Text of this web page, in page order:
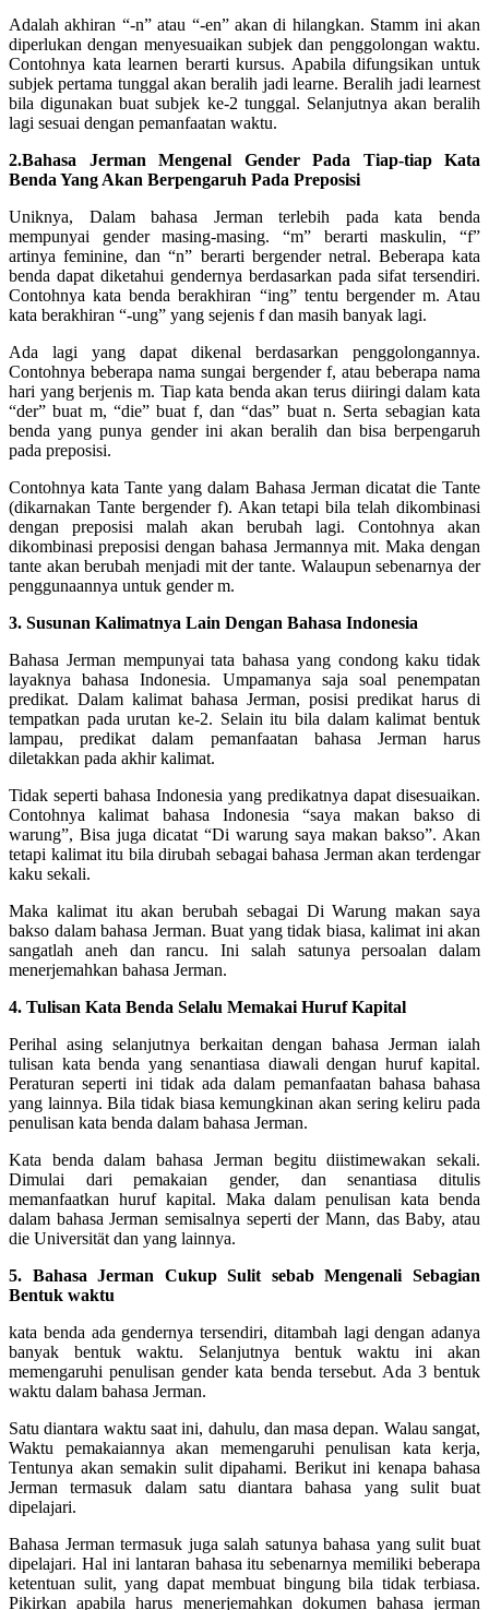
Adalah akhiran “-n” atau “-en” akan di hilangkan. Stamm ini akan
diperlukan dengan menyesuaikan subjek dan penggolongan waktu.
Contohnya kata learnen berarti kursus. Apabila difungsikan untuk
subjek pertama tunggal akan beralih jadi learne. Beralih jadi learnest
bila digunakan buat subjek ke-2 tunggal. Selanjutnya akan beralih
lagi sesuai dengan pemanfaatan waktu.
2.Bahasa Jerman Mengenal Gender Pada Tiap-tiap Kata
Benda Yang Akan Berpengaruh Pada Preposisi
Uniknya, Dalam bahasa Jerman terlebih pada kata benda
mempunyai gender masing-masing. “m” berarti maskulin, “f”
artinya feminine, dan “n” berarti bergender netral. Beberapa kata
benda dapat diketahui gendernya berdasarkan pada sifat tersendiri.
Contohnya kata benda berakhiran “ing” tentu bergender m. Atau
kata berakhiran “-ung” yang sejenis f dan masih banyak lagi.
Ada lagi yang dapat dikenal berdasarkan penggolongannya.
Contohnya beberapa nama sungai bergender f, atau beberapa nama
hari yang berjenis m. Tiap kata benda akan terus diiringi dalam kata
“der” buat m, “die” buat f, dan “das” buat n. Serta sebagian kata
benda yang punya gender ini akan beralih dan bisa berpengaruh
pada preposisi.
Contohnya kata Tante yang dalam Bahasa Jerman dicatat die Tante
(dikarnakan Tante bergender f). Akan tetapi bila telah dikombinasi
dengan preposisi malah akan berubah lagi. Contohnya akan
dikombinasi preposisi dengan bahasa Jermannya mit. Maka dengan
tante akan berubah menjadi mit der tante. Walaupun sebenarnya der
penggunaannya untuk gender m.
3. Susunan Kalimatnya Lain Dengan Bahasa Indonesia
Bahasa Jerman mempunyai tata bahasa yang condong kaku tidak
layaknya bahasa Indonesia. Umpamanya saja soal penempatan
predikat. Dalam kalimat bahasa Jerman, posisi predikat harus di
tempatkan pada urutan ke-2. Selain itu bila dalam kalimat bentuk
lampau, predikat dalam pemanfaatan bahasa Jerman harus
diletakkan pada akhir kalimat.
Tidak seperti bahasa Indonesia yang predikatnya dapat disesuaikan.
Contohnya kalimat bahasa Indonesia “saya makan bakso di
warung”, Bisa juga dicatat “Di warung saya makan bakso”. Akan
tetapi kalimat itu bila dirubah sebagai bahasa Jerman akan terdengar
kaku sekali.
Maka kalimat itu akan berubah sebagai Di Warung makan saya
bakso dalam bahasa Jerman. Buat yang tidak biasa, kalimat ini akan
sangatlah aneh dan rancu. Ini salah satunya persoalan dalam
menerjemahkan bahasa Jerman.
4. Tulisan Kata Benda Selalu Memakai Huruf Kapital
Perihal asing selanjutnya berkaitan dengan bahasa Jerman ialah
tulisan kata benda yang senantiasa diawali dengan huruf kapital.
Peraturan seperti ini tidak ada dalam pemanfaatan bahasa bahasa
yang lainnya. Bila tidak biasa kemungkinan akan sering keliru pada
penulisan kata benda dalam bahasa Jerman.
Kata benda dalam bahasa Jerman begitu diistimewakan sekali.
Dimulai dari pemakaian gender, dan senantiasa ditulis
memanfaatkan huruf kapital. Maka dalam penulisan kata benda
dalam bahasa Jerman semisalnya seperti der Mann, das Baby, atau
die Universität dan yang lainnya.
5. Bahasa Jerman Cukup Sulit sebab Mengenali Sebagian
Bentuk waktu
kata benda ada gendernya tersendiri, ditambah lagi dengan adanya
banyak bentuk waktu. Selanjutnya bentuk waktu ini akan
memengaruhi penulisan gender kata benda tersebut. Ada 3 bentuk
waktu dalam bahasa Jerman.
Satu diantara waktu saat ini, dahulu, dan masa depan. Walau sangat,
Waktu pemakaiannya akan memengaruhi penulisan kata kerja,
Tentunya akan semakin sulit dipahami. Berikut ini kenapa bahasa
Jerman termasuk dalam satu diantara bahasa yang sulit buat
dipelajari.
Bahasa Jerman termasuk juga salah satunya bahasa yang sulit buat
dipelajari. Hal ini lantaran bahasa itu sebenarnya memiliki beberapa
ketentuan sulit, yang dapat membuat bingung bila tidak terbiasa.
Pikirkan apabila harus menerjemahkan dokumen bahasa jerman